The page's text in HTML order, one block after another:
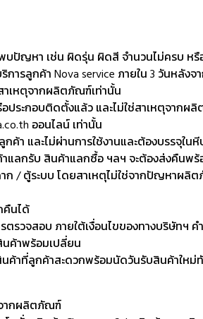
ปัญหา เช่น ผิดรุ่น ผิดสี จำนวนไม่ครบ หรื
ลูกค้า Nova service ภายใน 3 วันหลังจ
เหตุจากผลิตภัณฑ์เท่านั้น
ประกอบติดตั้งแล้ว และไม่ใช่สาเหตุจากผ
ออนไลน์ เท่านั้น
ค้า และไม่ผ่านการใช้งานและต้องบรรจุ
าแลกรับ สินค้าแลกซื้อ ฯลฯ จะต้องส่งคืนพ
/ ตู้ระบบ โดยสาเหตุไม่ใช่จากปัญหาผ
คืนได้
วจสอบ ภายใต้เงื่อนไขของทางบริษัทฯ
ค้าพร้อมเปลี่ยน
ค้าที่ลูกค้าสะดวกพร้อมนัดวันรับสินค้าใหม่
จากผลิตภัณฑ์